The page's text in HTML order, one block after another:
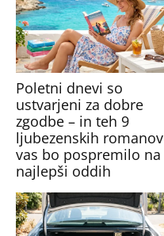
Poletni dnevi so
ustvarjeni za dobre
zgodbe – in teh 9
ljubezenskih romanov
vas bo pospremilo na
najlepši oddih